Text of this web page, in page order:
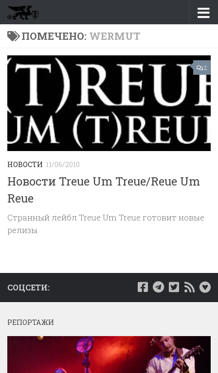
Перейти к содержимому
ПОМЕЧЕНО: WERMUT
2
НОВОСТИ 11/06/2010
Новости Treue Um Treue/Reue Um
Reue
Странный лейбл Treue Um Treue готовит новые
релизы.
СОЦСЕТИ:
РЕПОРТАЖИ